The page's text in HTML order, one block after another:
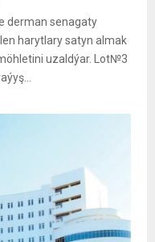
derman senagaty
harytlary satyn almak
uzaldýar. Lot№3